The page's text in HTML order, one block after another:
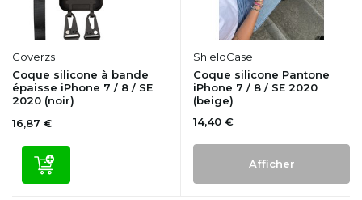
Coverzs
Coque silicone à bande
épaisse iPhone 7 / 8 / SE
2020 (noir)
16,87 €
ShieldCase
Coque silicone Pantone
iPhone 7 / 8 / SE 2020
(beige)
14,40 €
Afficher